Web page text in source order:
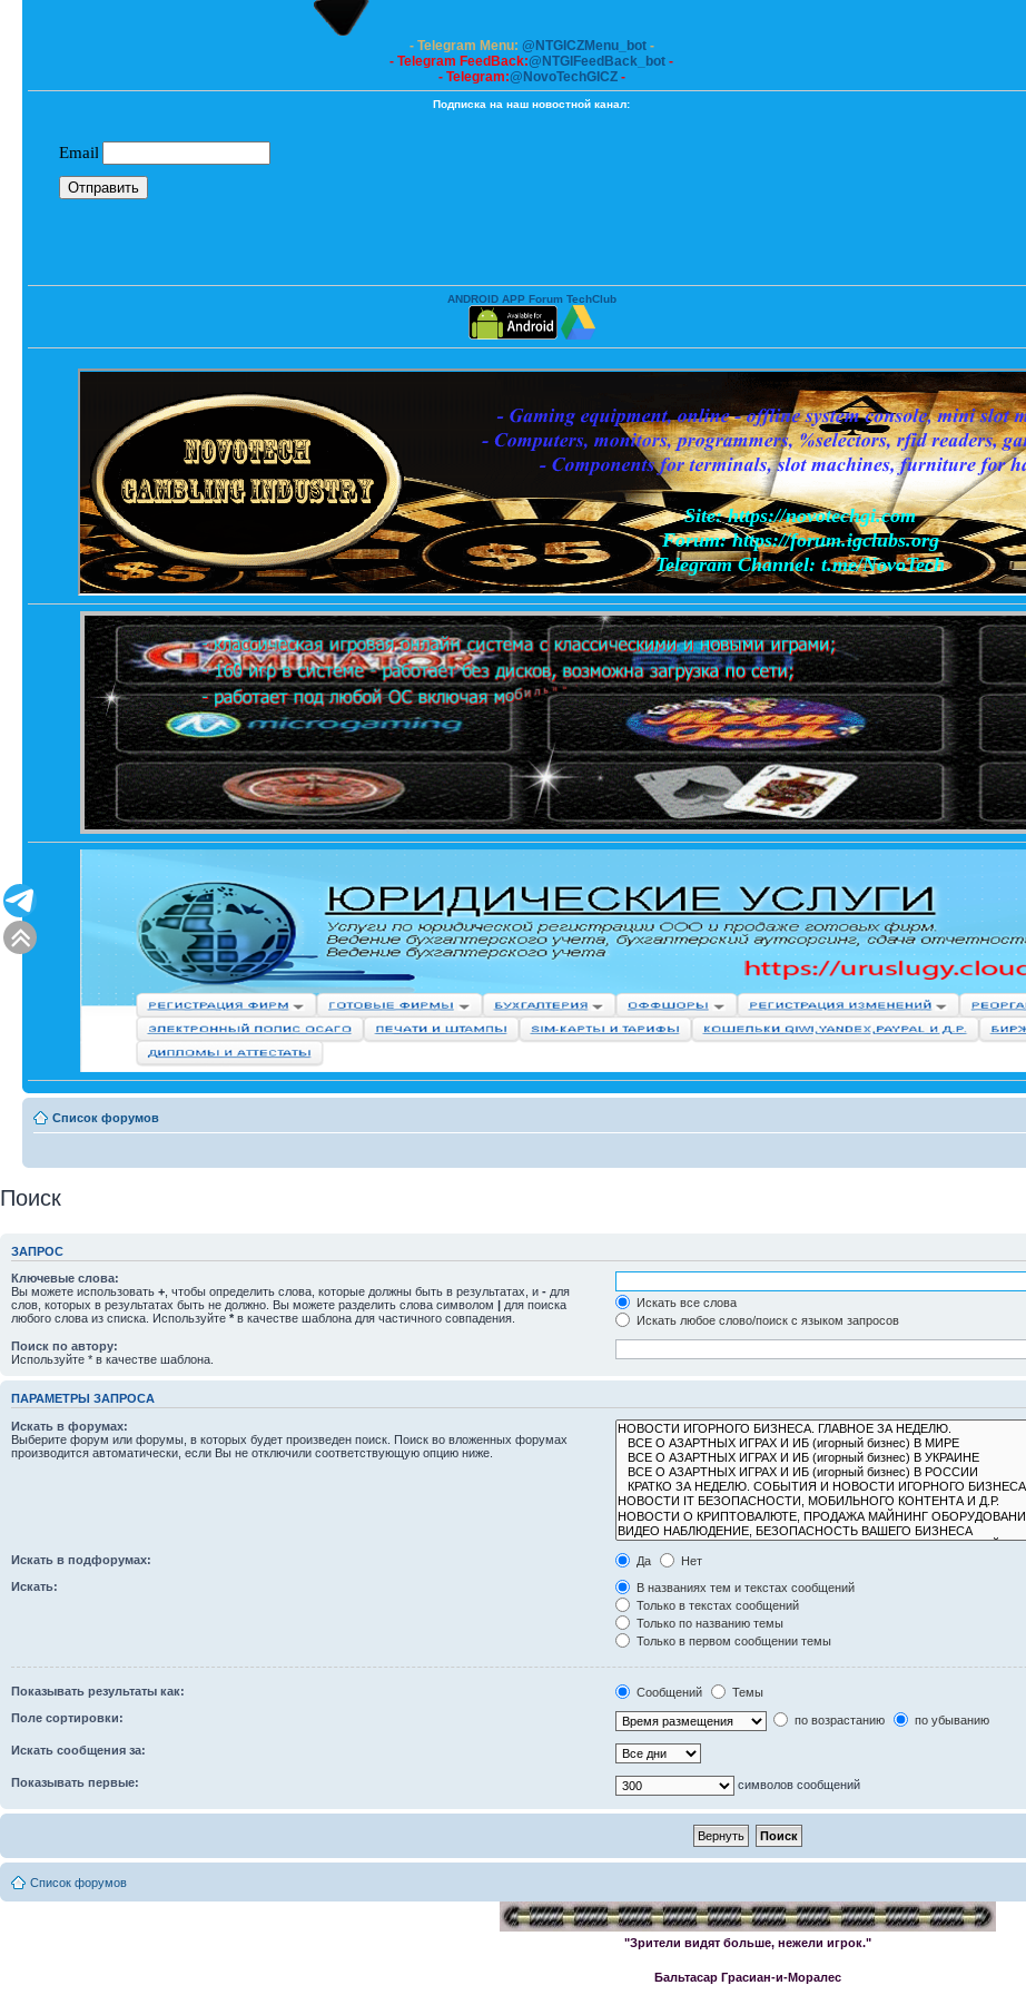
- Telegram Menu: @NTGICZMenu_bot-
- Telegram FeedBack:@NTGIFeedBack_bot -
- Telegram:@NovoTechGICZ-
Подписка на наш новостной канал:
ANDROID APP Forum TechClub
Список форумов
Поиск
ЗАПРОС
Ключевые слова:
Вы можете использовать + , чтобы определить слова, которые должны быть в результатах, и - для
слов, которых в результатах быть не должно. Вы можете разделить слова символом | для поиска
любого слова из списка. Используйте * в качестве шаблона для частичного совпадения.
Искать все слова
Искать любое слово/поиск с языком запросов
Поиск по автору:
Используйте * в качестве шаблона.
ПАРАМЕТРЫ ЗАПРОСА
Искать в форумах:
Выберите форум или форумы, в которых будет произведен поиск. Поиск во вложенных форумах
производится автоматически, если Вы не отключили соответствующую опцию ниже.
Искать в подфорумах: Да
Нет
Искать:
В названиях тем и текстах сообщений
Только в текстах сообщений
Только по названию темы
Только в первом сообщении темы
Показывать результаты как: Сообщений
Темы
Поле сортировки:
по возрастанию по убыванию
Искать сообщения за:
Показывать первые: символов сообщений
Список форумов
"Зрители видят больше, нежели игрок."
Бальтасар Грасиан-и-Моралес